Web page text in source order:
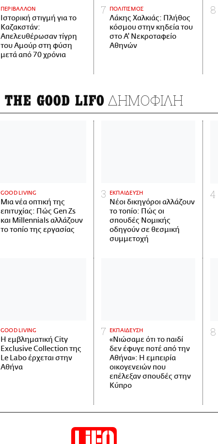
ΠΕΡΙΒΑΛΛΟΝ
Ιστορική στιγμή για το
Καζακστάν:
Απελευθέρωσαν τίγρη
του Αμούρ στη φύση
μετά από 70 χρόνια
ΠΟΛΙΤΙΣΜΟΣ
Λάκης Χαλκιάς: Πλήθος
κόσμου στην κηδεία του
στο Α' Νεκροταφείο
Αθηνών
THE GOOD LIFO ΔΗΜΟΦΙΛΗ
GOOD LIVING
Μια νέα οπτική της
επιτυχίας: Πώς Gen Zs
και Millennials αλλάζουν
το τοπίο της εργασίας
ΕΚΠΑΙΔΕΥΣΗ
Νέοι δικηγόροι αλλάζουν
το τοπίο: Πώς οι
σπουδές Νομικής
οδηγούν σε θεσμική
συμμετοχή
GOOD LIVING
Η εμβληματική City
Exclusive Collection της
Le Labo έρχεται στην
Αθήνα
ΕΚΠΑΙΔΕΥΣΗ
«Νιώσαμε ότι το παιδί
δεν έφυγε ποτέ από την
Αθήνα»: Η εμπειρία
οικογενειών που
επέλεξαν σπουδές στην
Κύπρο